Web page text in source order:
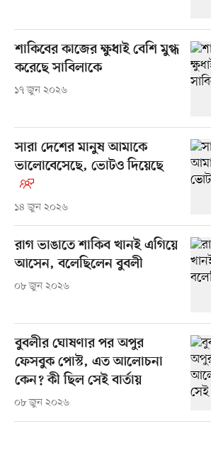
শাকিবের কাজের ক্ষুধাই বেশি মুগ্ধ
করেছে সাবিলাকে
১৭ জুন ২০২৬
সারা দেশের মানুষ আমাকে
ভালোবেসেছে, ভোটও দিয়েছে
১৪ জুন ২০২৬
রাগ ভাঙাতে শাকিব খানই এগিয়ে
আসেন, বলেছিলেন বুবলী
০৮ জুন ২০২৬
বুবলীর ঘোষণার পর অপুর
ফেসবুক পোস্ট, এত আলোচনা
কেন? কী ছিল সেই বার্তায়
০৮ জুন ২০২৬